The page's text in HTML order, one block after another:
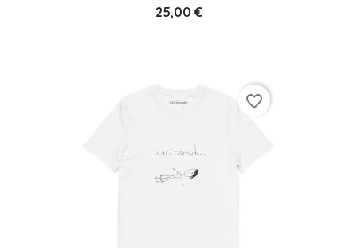
25,00 €
favorite_border